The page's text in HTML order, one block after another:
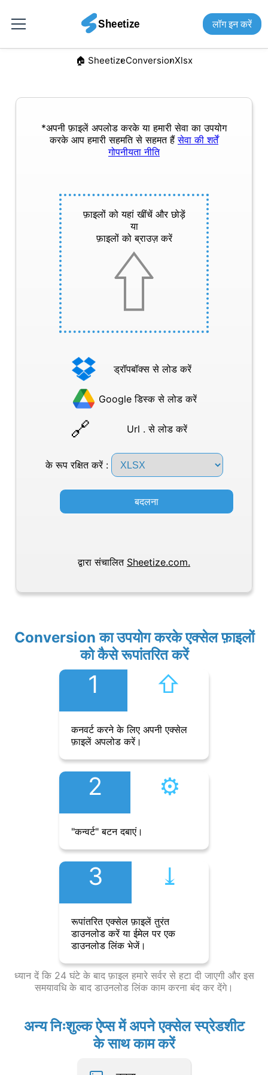
लॉग इन करें
🏠︎ SheetizeConversionXlsx
*अपनी फ़ाइलें अपलोड करके या हमारी सेवा का उपयोग
करके आप हमारी सहमति से सहमत हैंसेवा की शर्तें
गोपनीयता नीति
फ़ाइलों को यहां खींचें और छोड़ें
या
फ़ाइलों को ब्राउज़ करें
ड्रॉपबॉक्स से लोड करें
Google डिस्क से लोड करें
Url . से लोड करें
के रूप रक्षित करें :
बदलना
द्वारा संचालित Sheetize.com.
Conversion का उपयोग करके एक्सेल फ़ाइलों
को कैसे रूपांतरित करें
1 ⇧︎
कनवर्ट करने के लिए अपनी एक्सेल
फ़ाइलें अपलोड करें।
2 ⚙︎
"कन्वर्ट" बटन दबाएं।
3 ⤓︎
रूपांतरित एक्सेल फ़ाइलें तुरंत
डाउनलोड करें या ईमेल पर एक
डाउनलोड लिंक भेजें।
ध्यान दें कि 24 घंटे के बाद फ़ाइल हमारे सर्वर से हटा दी जाएगी और इस
समयावधि के बाद डाउनलोड लिंक काम करना बंद कर देंगे।
अन्य निःशुल्क ऐप्स में अपने एक्सेल स्प्रेडशीट
के साथ काम करें